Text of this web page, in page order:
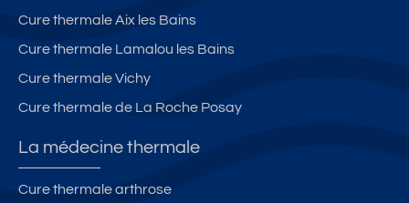
Cure thermale Aix les Bains
Cure thermale Lamalou les Bains
Cure thermale Vichy
Cure thermale de La Roche Posay
La médecine thermale
Cure thermale arthrose